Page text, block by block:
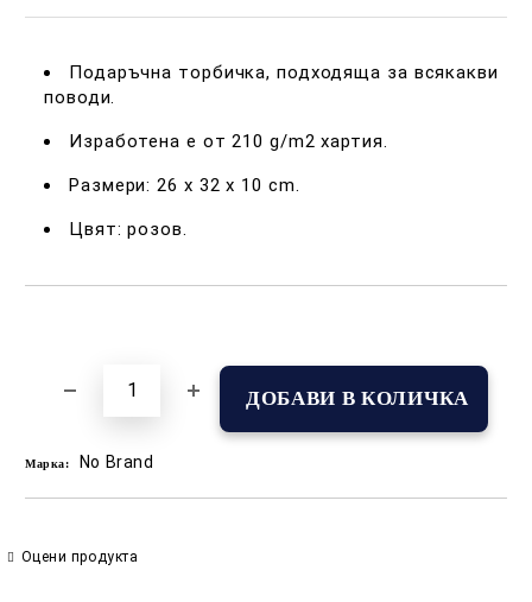
Подаръчна торбичка, подходяща за всякакви
поводи.
Изработена е от 210 g/m2 хартия.
Размери: 26 х 32 х 10 cm.
Цвят: розов.
Марка: No Brand
Оцени продукта